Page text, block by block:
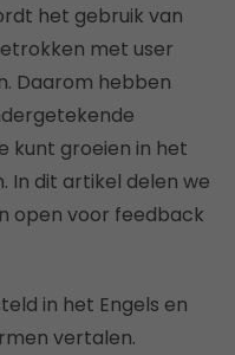
het gebruik van
met user
Daarom hebben
kunt groeien in het
In dit artikel delen we
open voor feedback
in het Engels en
vertalen.